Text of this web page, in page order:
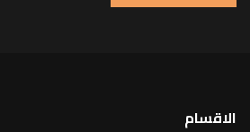
الاقسام